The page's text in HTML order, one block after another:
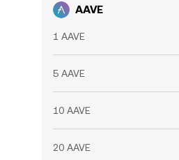
AAVE
1 AAVE
5 AAVE
10 AAVE
20 AAVE